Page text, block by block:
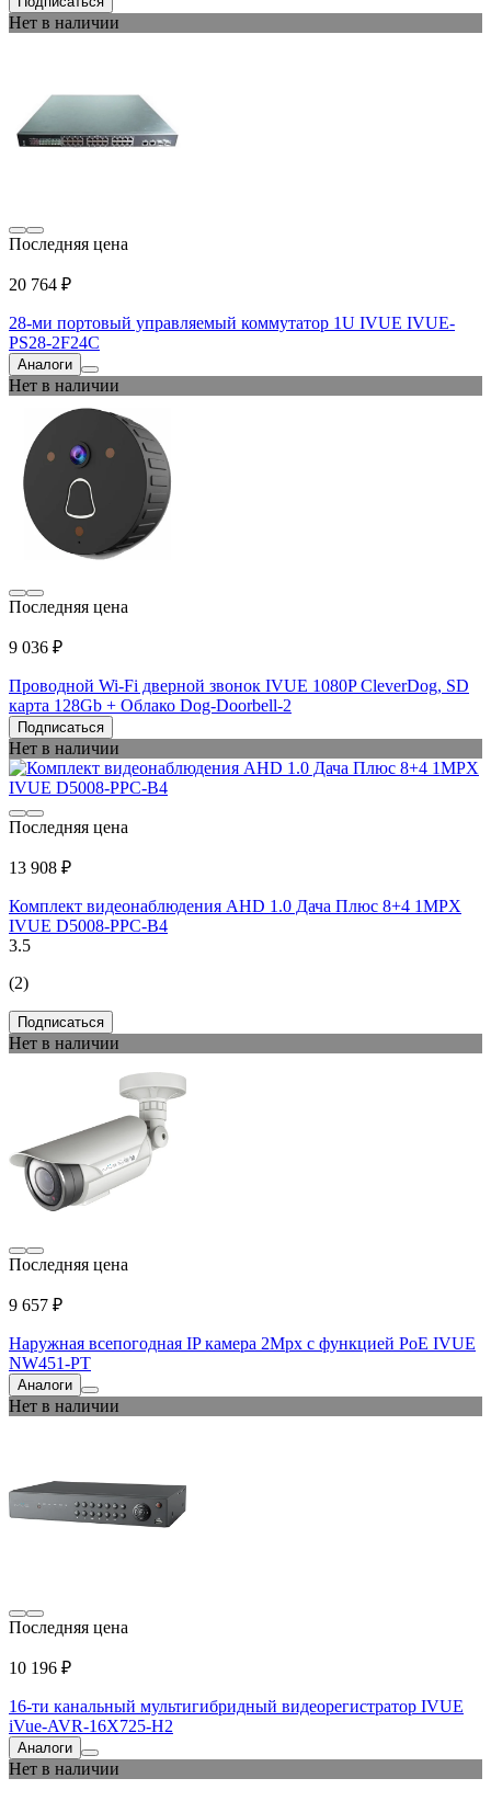
Нет в наличии
Последняя цена
20 764 ₽
28-ми портовый управляемый коммутатор 1U IVUE IVUE-
PS28-2F24C
Аналоги
Нет в наличии
Последняя цена
9 036 ₽
Проводной Wi-Fi дверной звонок IVUE 1080P CleverDog, SD
карта 128Gb + Облако Dog-Doorbell-2
Подписаться
Нет в наличии
Последняя цена
13 908 ₽
Комплект видеонаблюдения AHD 1.0 Дача Плюс 8+4 1MPX
IVUE D5008-РРС-B4
3.5
(2)
Подписаться
Нет в наличии
Последняя цена
9 657 ₽
Наружная всепогодная IP камера 2Mpx с функцией PoE IVUE
NW451-PT
Аналоги
Нет в наличии
Последняя цена
10 196 ₽
16-ти канальный мультигибридный видеорегистратор IVUE
iVue-AVR-16X725-Н2
Аналоги
Нет в наличии